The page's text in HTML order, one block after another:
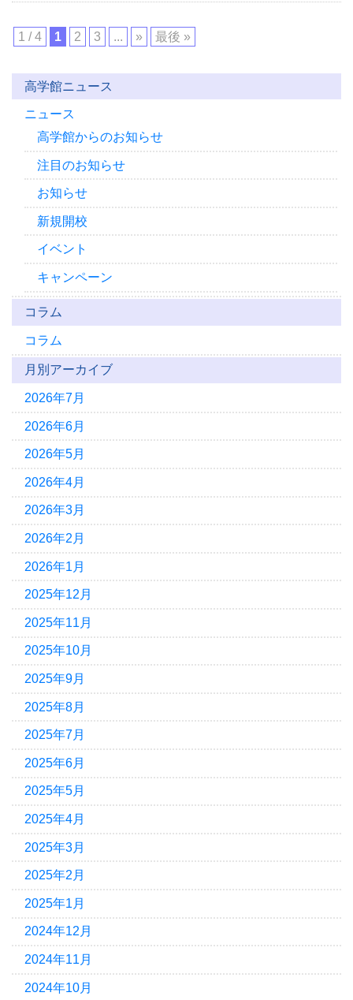
1 / 4 1 2 3 ... » 最後 »
高学館ニュース
ニュース
高学館からのお知らせ
注目のお知らせ
お知らせ
新規開校
イベント
キャンペーン
コラム
コラム
月別アーカイブ
2026年7月
2026年6月
2026年5月
2026年4月
2026年3月
2026年2月
2026年1月
2025年12月
2025年11月
2025年10月
2025年9月
2025年8月
2025年7月
2025年6月
2025年5月
2025年4月
2025年3月
2025年2月
2025年1月
2024年12月
2024年11月
2024年10月